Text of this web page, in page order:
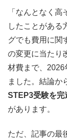
「なんとなく
したことがある
グでも費用に関
の変更に当たり
材費まで、2026
ました。結論か
STEP3受験を完
があります。
ただ、記事の最